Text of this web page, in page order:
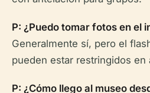
P: ¿Puedo tomar fotos en el
Generalmente sí, pero el
pueden estar restringidos en
P: ¿Cómo llego al museo